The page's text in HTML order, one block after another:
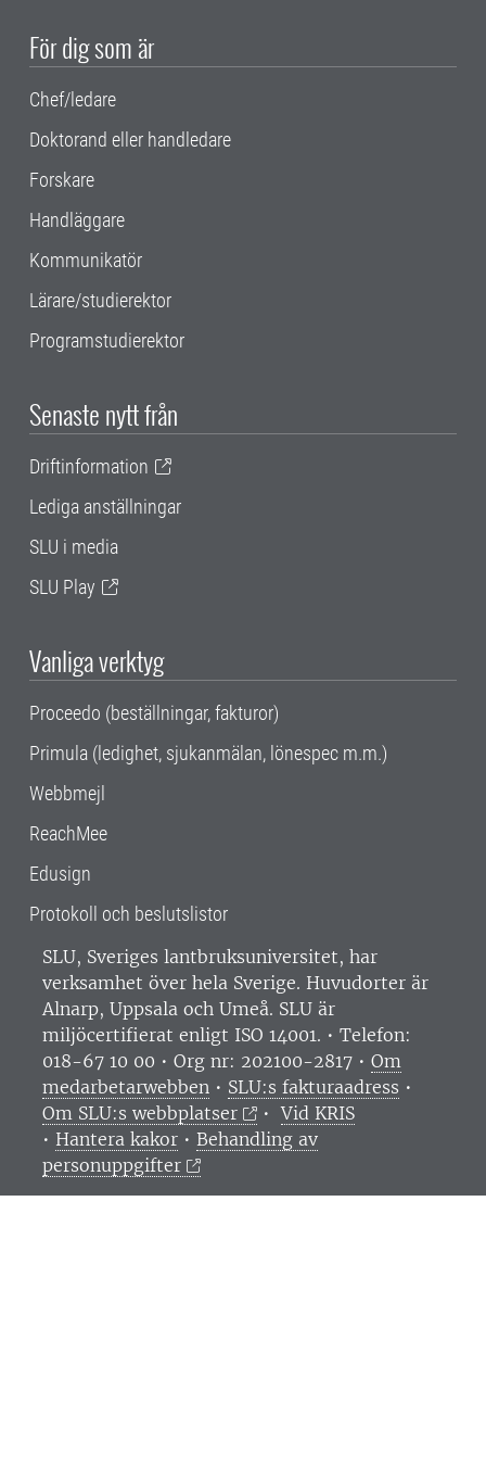
För dig som är
Chef/ledare
Doktorand eller handledare
Forskare
Handläggare
Kommunikatör
Lärare/studierektor
Programstudierektor
Senaste nytt från
Driftinformation
Lediga anställningar
SLU i media
SLU Play
Vanliga verktyg
Proceedo (beställningar, fakturor)
Primula (ledighet, sjukanmälan, lönespec m.m.)
Webbmejl
ReachMee
Edusign
Protokoll och beslutslistor
SLU, Sveriges lantbruksuniversitet, har
verksamhet över hela Sverige. Huvudorter är
Alnarp, Uppsala och Umeå. SLU är
miljöcertifierat enligt ISO 14001. • Telefon:
018-67 10 00 • Org nr: 202100-2817 • Om
medarbetarwebben • SLU:s fakturaadress •
Om SLU:s webbplatser
•Vid KRIS
• Hantera kakor • Behandling av
personuppgifter